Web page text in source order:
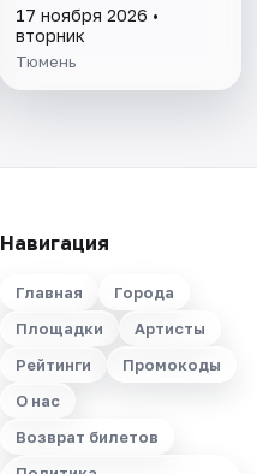
17 ноября 2026 •
вторник
Тюмень
Навигация
Главная
Города
Площадки
Артисты
Рейтинги
Промокоды
О нас
Возврат билетов